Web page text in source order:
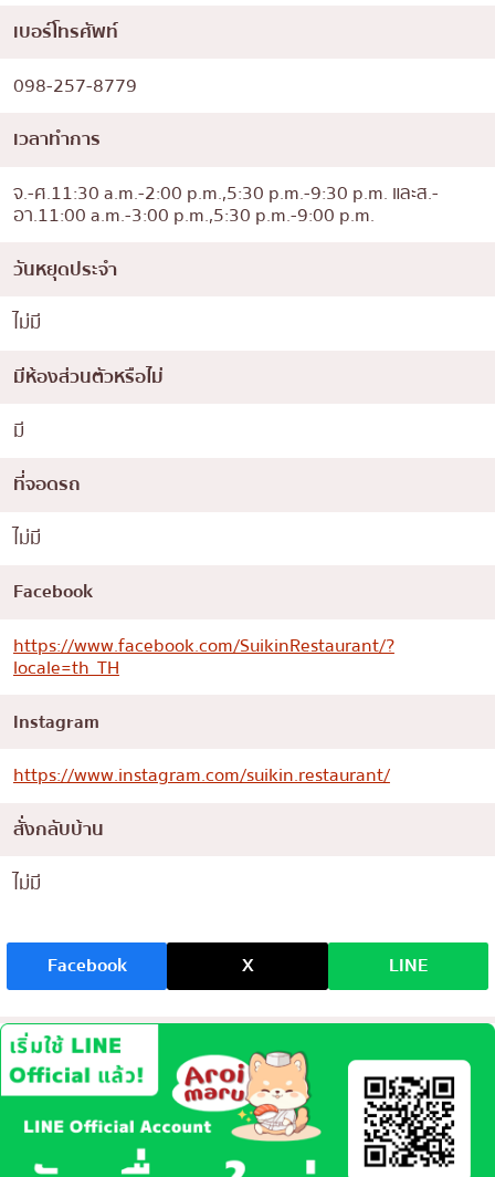
เบอร์โทรศัพท์
098-257-8779
เวลาทำการ
จ.-ศ.11:30 a.m.-2:00 p.m.,5:30 p.m.-9:30 p.m. และส.-
อา.11:00 a.m.-3:00 p.m.,5:30 p.m.-9:00 p.m.
วันหยุดประจำ
ไม่มี
มีห้องส่วนตัวหรือไม่
มี
ที่จอดรถ
ไม่มี
Facebook
https://www.facebook.com/SuikinRestaurant/?
locale=th_TH
Instagram
https://www.instagram.com/suikin.restaurant/
สั่งกลับบ้าน
ไม่มี
Facebook X LINE